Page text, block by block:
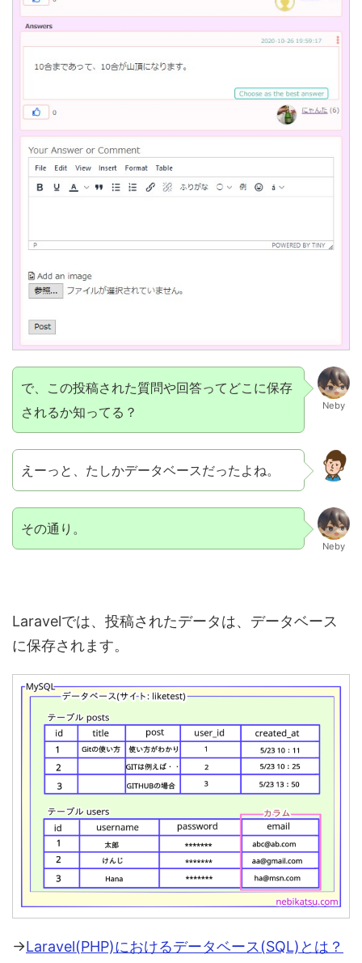
で、この投稿された質問や回答ってどこに保存
されるか知ってる？
Neby
えーっと、たしかデータベースだったよね。
その通り。
Neby
Laravelでは、投稿されたデータは、データベース
に保存されます。
→Laravel(PHP)におけるデータベース(SQL)とは？